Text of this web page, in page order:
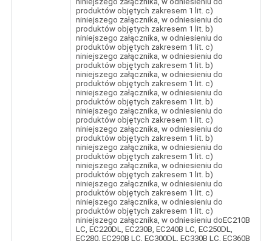
produktów objętych zakresem 1 lit. c)
niniejszego załącznika, w odniesieniu do
produktów objętych zakresem 1 lit. b)
niniejszego załącznika, w odniesieniu do
produktów objętych zakresem 1 lit. c)
niniejszego załącznika, w odniesieniu do
produktów objętych zakresem 1 lit. b)
niniejszego załącznika, w odniesieniu do
produktów objętych zakresem 1 lit. c)
niniejszego załącznika, w odniesieniu do
produktów objętych zakresem 1 lit. b)
niniejszego załącznika, w odniesieniu do
produktów objętych zakresem 1 lit. c)
niniejszego załącznika, w odniesieniu do
produktów objętych zakresem 1 lit. b)
niniejszego załącznika, w odniesieniu do
produktów objętych zakresem 1 lit. c)
niniejszego załącznika, w odniesieniu do
produktów objętych zakresem 1 lit. b)
niniejszego załącznika, w odniesieniu do
produktów objętych zakresem 1 lit. c)
niniejszego załącznika, w odniesieniu do
produktów objętych zakresem 1 lit. c)
niniejszego załącznika, w odniesieniu doEC210B
LC, EC220DL, EC230B, EC240B LC, EC250DL,
EC280, EC290B LC, EC300DL, EC330B LC, EC360B